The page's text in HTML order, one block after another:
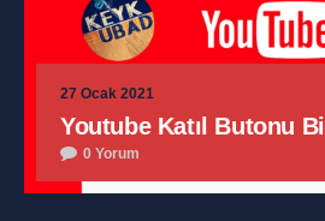
27 Ocak 2021
Youtube Katıl Butonu
0 Yorum